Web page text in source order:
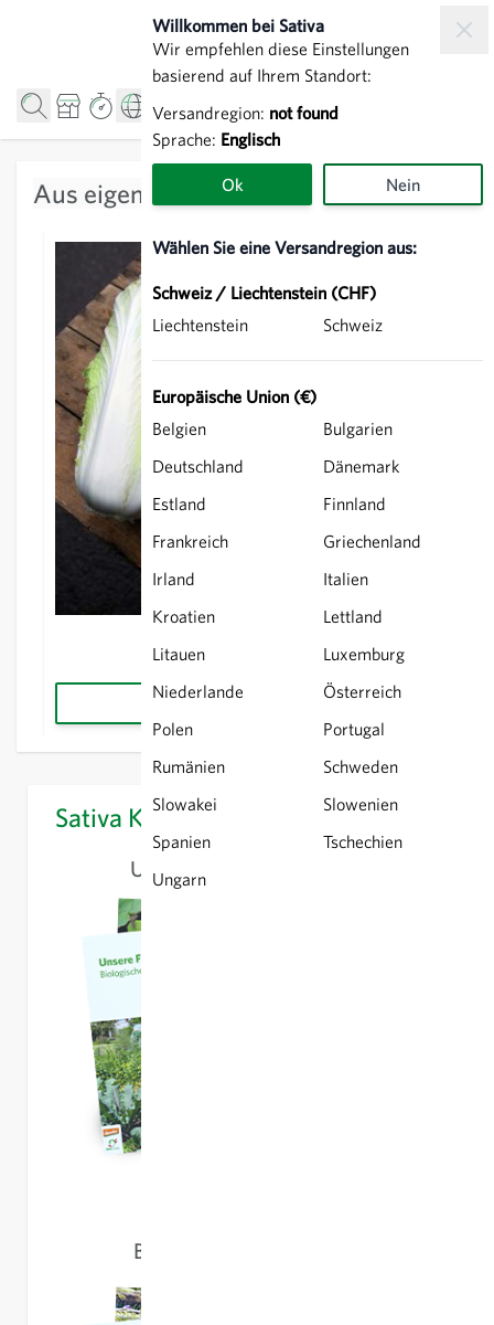
Willkommen bei Sativa
Wir empfehlen diese Einstellungen
basierend auf Ihrem Standort:
Versandregion: not found
Sprache: Englisch
Ok Nein
Wählen Sie eine Versandregion aus:
Schweiz / Liechtenstein (CHF)
Liechtenstein
Schweiz
Europäische Union (€)
Belgien
Bulgarien
Deutschland
Dänemark
Estland
Finnland
Frankreich
Griechenland
Irland
Italien
Kroatien
Lettland
Litauen
Luxemburg
Niederlande
Österreich
Polen
Portugal
Rumänien
Schweden
Slowakei
Slowenien
Spanien
Tschechien
Ungarn
Aus eigener Züchtung Alle anzeigen
Fidel KS - Chinakohl
Zum Produkt
Sativa Katalog
UNSERE FAVORITEN 2026
BLUMENZWIEBELN 2025